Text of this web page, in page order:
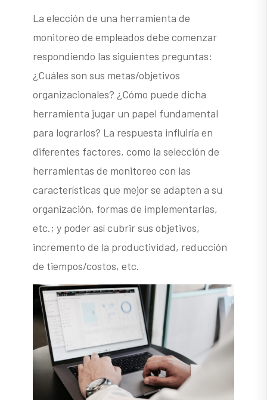
La elección de una herramienta de
monitoreo de empleados debe comenzar
respondiendo las siguientes preguntas:
¿Cuáles son sus metas/objetivos
organizacionales? ¿Cómo puede dicha
herramienta jugar un papel fundamental
para lograrlos? La respuesta influiría en
diferentes factores, como la selección de
herramientas de monitoreo con las
características que mejor se adapten a su
organización, formas de implementarlas,
etc.; y poder así cubrir sus objetivos,
incremento de la productividad, reducción
de tiempos/costos, etc.